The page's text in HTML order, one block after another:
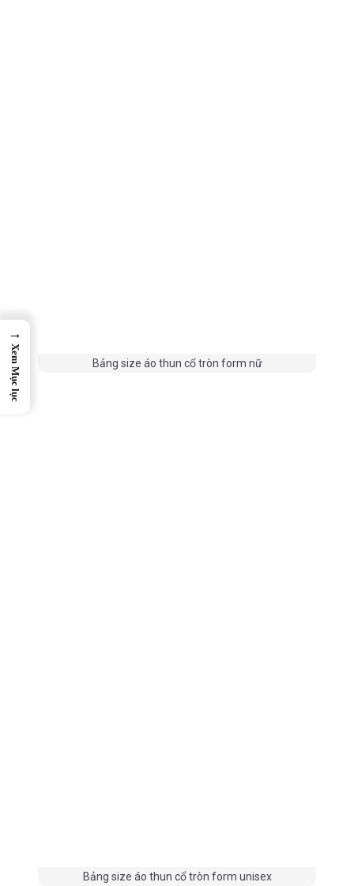
Bảng size áo thun cổ tròn form nữ
Bảng size áo thun cổ tròn form unisex
→
Xem Mục lục